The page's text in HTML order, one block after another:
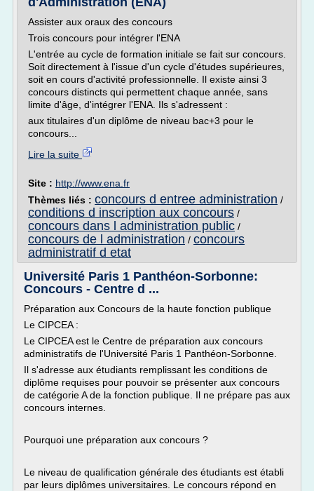
Assister aux oraux des concours
Trois concours pour intégrer l'ENA
L'entrée au cycle de formation initiale se fait sur concours.
Soit directement à l'issue d'un cycle d'études supérieures,
soit en cours d'activité professionnelle. Il existe ainsi 3
concours distincts qui permettent chaque année, sans
limite d'âge, d'intégrer l'ENA. Ils s'adressent :
aux titulaires d'un diplôme de niveau bac+3 pour le
concours...
Lire la suite
Site : http://www.ena.fr
Thèmes liés : concours d entree administration /
conditions d inscription aux concours /
concours dans l administration public /
concours de l administration / concours
administratif d etat
Université Paris 1 Panthéon-Sorbonne:
Concours - Centre d ...
Préparation aux Concours de la haute fonction publique
Le CIPCEA :
Le CIPCEA est le Centre de préparation aux concours
administratifs de l'Université Paris 1 Panthéon-Sorbonne.
Il s'adresse aux étudiants remplissant les conditions de
diplôme requises pour pouvoir se présenter aux concours
de catégorie A de la fonction publique. Il ne prépare pas aux
concours internes.
Pourquoi une préparation aux concours ?
Le niveau de qualification générale des étudiants est établi
par leurs diplômes universitaires. Le concours répond en